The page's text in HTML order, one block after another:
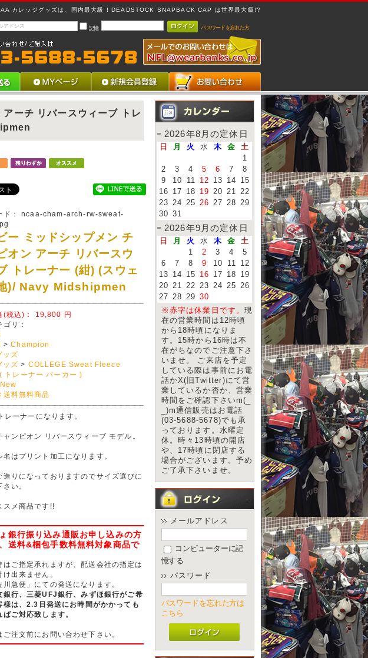
カレッジグッズは、国内最大級 ! DEADSTOCK SNAPBACK CAP は世界最大級!?
記憶 パスワードを忘れた方
ーチ リバースウィーブ トレ
ド：ncaa-cham-arch-rw-sweat-
ー ミッドシップメン チ
オン アーチ リバースウ
トレーナー (紺) (スウェ
)/ Navy Midshipmen
(税込)： 19,800 円
リ：
>Champion
ッズ
ッズ > COLLEGE Sweat Fleece
トレーナー パーカー )
送料無料商品
レーナーになります。
ャンピオン リバースウィーブ モデル。
名はプリント加工になります。
造りになっておりますのでサイズ選びに
い。
スメ商品です!!
銀行振り込み通販お申し込みの方
送料&梱包手数料無料対象商品で
はご指定承れますが、配送会社の指定は
け出来ません。
川急便」にての発送になります。
銀行、三菱UFJ銀行、みずほ銀行がご希
様は、2.3日発送にお時間がかかっても
ばご対応致します。
ご注文前にお問い合わせ下さい。
2026年8月の定休日
日 月 火 水 木 金
土
1
2
3 4 5 6 7
8
9
10 11 12 13 14
15
16
17 18 19 20 21 22
23 24 25 26 27 28 29
30 31
2026年9月の定休日
日 月 火 水 木 金
土
1
2 3 4
5
6
7 8 9 10 11
12
13
14 15 16 17 18
19
20 21 22 23 24 25 26
27 28 29 30
※赤字は休業日です。現
在の営業時間は12時頃
から18時頃になりま
す。15時から16時は不
在がちなのでご注意下さ
いませ。 ご来店を予定
している際は事前にお電
話かX(旧Twitter)にて営
業しているか否か、営業
時間をご確認下さいm(_
_)m通信販売はお電話
(03-5688-5678)でも承
っております。水曜定
休。時々13時頃の開店
や、17時頃に閉店する
場合がございます。予め
ご了承下さいませ。
メールアドレス
コンピューターに記
憶する
パスワード
パスワードを忘れた方は
こちら